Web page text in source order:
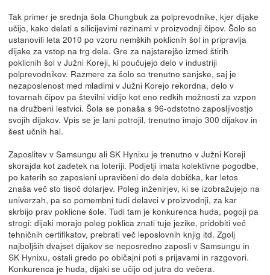
Tak primer je srednja šola Chungbuk za polprevodnike, kjer dijake
učijo, kako delati s silicijevimi rezinami v proizvodnji čipov. Šolo so
ustanovili leta 2010 po vzoru nemških poklicnih šol in pripravlja
dijake za vstop na trg dela. Gre za najstarejšo izmed štirih
poklicnih šol v Južni Koreji, ki poučujejo delo v industriji
polprevodnikov. Razmere za šolo so trenutno sanjske, saj je
nezaposlenost med mladimi v Južni Korejo rekordna, delo v
tovarnah čipov pa številni vidijo kot eno redkih možnosti za vzpon
na družbeni lestvici. Šola se ponaša s 96-odstotno zaposljivostjo
svojih dijakov. Vpis se je lani potrojil, trenutno imajo 300 dijakov in
šest učnih hal.
Zaposlitev v Samsungu ali SK Hynixu je trenutno v Južni Koreji
skorajda kot zadetek na loteriji. Podjetji imata kolektivne pogodbe,
po katerih so zaposleni upravičeni do dela dobička, kar letos
znaša več sto tisoč dolarjev. Poleg inženirjev, ki se izobražujejo na
univerzah, pa so pomembni tudi delavci v proizvodnji, za kar
skrbijo prav poklicne šole. Tudi tam je konkurenca huda, pogoji pa
strogi: dijaki morajo poleg poklica znati tuje jezike, pridobiti več
tehničnih certifikatov, prebrati več leposlovnih knjig itd. Zgolj
najboljših dvajset dijakov se neposredno zaposli v Samsungu in
SK Hynixu, ostali gredo po običajni poti s prijavami in razgovori.
Konkurenca je huda, dijaki se učijo od jutra do večera.